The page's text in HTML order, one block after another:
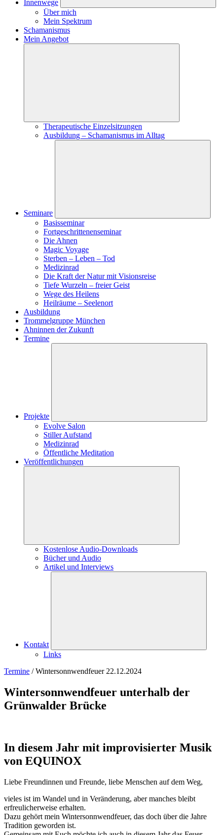
Innenwege
Über mich
Mein Spektrum
Schamanismus
Mein Angebot
Therapeutische Einzelsitzungen
Ausbildung – Schamanismus im Alltag
Seminare
Basisseminar
Fortgeschrittenenseminar
Die Ahnen
Magic Voyage
Sterben – Leben – Tod
Medizinrad
Die Kraft der Natur mit Visionsreise
Tiefe Wurzeln – freier Geist
Wege des Heilens
Heilräume – Seelenort
Ausbildung
Trommelgruppe München
Ahninnen der Zukunft
Termine
Projekte
Evolve Salon
Stiller Aufstand
Medizinrad
Öffentliche Meditation
Veröffentlichungen
Kostenlose Audio-Downloads
Bücher und Audio
Artikel und Interviews
Kontakt
Links
Termine / Wintersonnwendfeuer 22.12.2024
Wintersonnwendfeuer unterhalb der
Grünwalder Brücke
In diesem Jahr mit improvisierter Musik
von EQUINOX
Liebe Freundinnen und Freunde, liebe Menschen auf dem Weg,
vieles ist im Wandel und in Veränderung, aber manches bleibt
erfreulicherweise erhalten.
Dazu gehört mein Wintersonnwendfeuer, das doch über die Jahre
Tradition geworden ist.